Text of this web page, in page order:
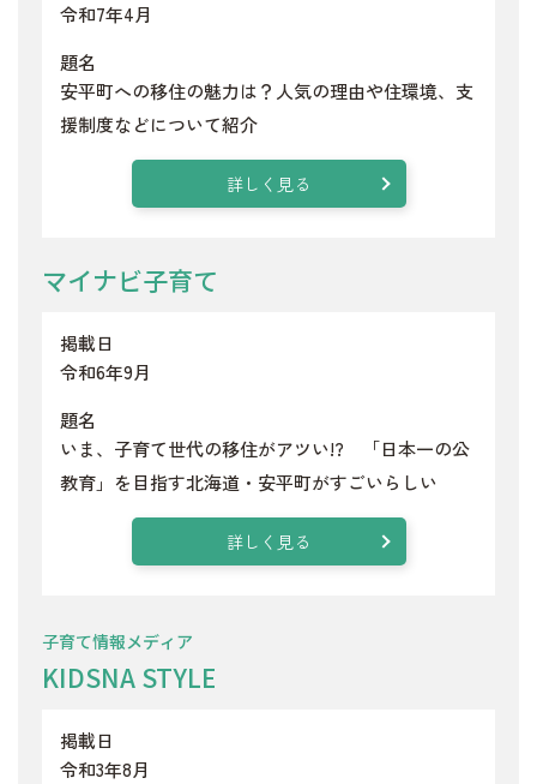
令和7年4月
題名
安平町への移住の魅力は？人気の理由や住環境、支
援制度などについて紹介
詳しく見る
マイナビ子育て
掲載日
令和6年9月
題名
いま、子育て世代の移住がアツい!? 「日本一の公
教育」を目指す北海道・安平町がすごいらしい
詳しく見る
子育て情報メディア
KIDSNA STYLE
掲載日
令和3年8月